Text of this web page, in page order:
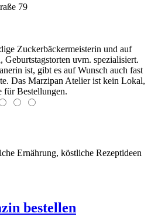
79
Zuckerbäckermeisterin und auf
uvm. spezialisiert.
ist, gibt es auf Wunsch auch fast
Das Marzipan Atelier ist kein Lokal,
für Bestellungen.
Ernährung, köstliche Rezeptideen
bestellen